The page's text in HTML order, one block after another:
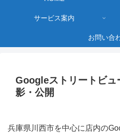
サービス案内
お問い合
Googleストリートビュ
影・公開
兵庫県川西市を中心に店内の